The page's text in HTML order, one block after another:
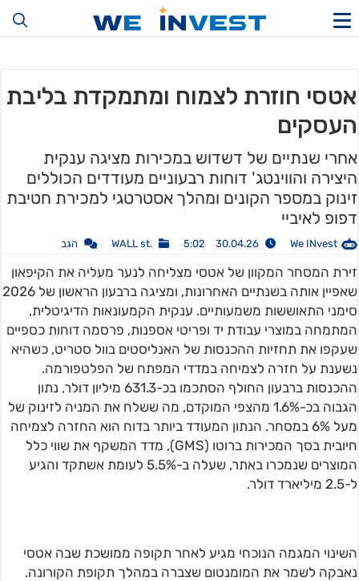
אטסי חוזרת לצמוח ומתמקדת בליבת
העסקים
אחרי שנתיים של דשדוש במכירות מציגה ענקית
היצירה והווינטג' דוחות רבעוניים מעודדים הכוללים
זינוק במספר הקונים ומהלך אסטרטגי למכירת חטיבת
דפופ לאיביי
We INvest
30.04.26 5:02
.WALL st הגב
זירת המסחר המקוון של אטסי מצליחה לנער מעליה את הקיפאון
שאפיין אותה בשנתיים האחרונות, ומציגה ברבעון הראשון של 2026
סימני התאוששות משמעותיים. ענקית הקמעונאות הדיגיטלית,
המתמחה במוצרי עבודת יד ופריטי אספנות, פרסמה דוחות כספיים
שעקפו את תחזיות ההכנסות של האנליסטים בוול סטריט, כשהיא
נשענת על חזרה לצמיחה במדדי המפתח של הפלטפורמה.
ההכנסות ברבעון החולף הסתכמו בכ-631.3 מיליון דולר, נתון
הגבוה בכ-1.6% מהצפי המוקדם, מה ששלח את המניה לזינוק של
מעל 6% במסחר. הנתון המעודד ביותר בדוח הוא החזרה לצמיחה
חיובית בסך המכירות ברוטו (GMS), מדד המשקף את שווי כלל
המוצרים שנמכרו באתר, שעלה ב-5.5% לעומת אשתקד והגיע
ל-2.5 מיליארד דולר.
השינוי המגמה הנוכחי מגיע לאחר תקופה ממושכת שבה אטסי
נאבקה לשמר את המומנטום שצברה במהלך תקופת הקורונה.